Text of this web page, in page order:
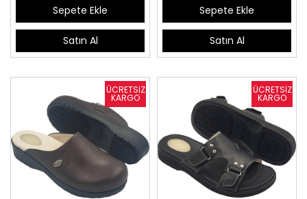
Sepete Ekle
Satın Al
Sepete Ekle
Satın Al